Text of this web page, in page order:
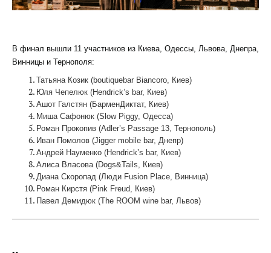
В финал вышли 11 участников из Киева, Одессы, Львова, Днепра,
Винницы и Тернополя:
Татьяна Козик (boutiquebar Biancoro, Киев)
Юля Чепелюк (Hendrick’s bar, Киев)
Ашот Галстян (БарменДиктат, Киев)
Миша Сафонюк (Slow Piggy, Одесса)
Роман Прокопив (Adler’s Passage 13, Тернополь)
Иван Помолов (Jigger mobile bar, Днепр)
Андрей Науменко (Hendrick’s bar, Киев)
Алиса Власова (Dogs&Tails, Киев)
Диана Скоропад (Люди Fusion Place, Винница)
Роман Кирстя (Pink Freud, Киев)
Павел Демидюк (The ROOM wine bar, Львов)